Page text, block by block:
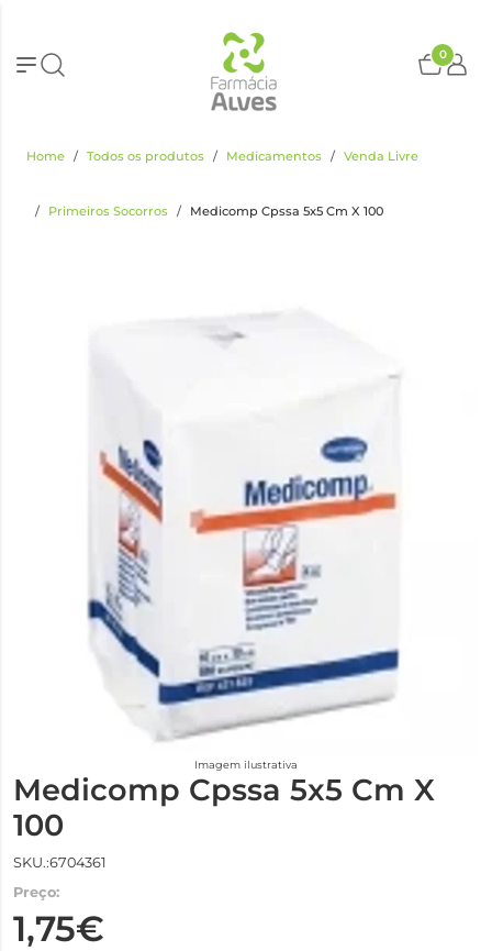
0
Home Todos os produtos Medicamentos Venda Livre
Primeiros Socorros Medicomp Cpssa 5x5 Cm X 100
Imagem ilustrativa
Medicomp Cpssa 5x5 Cm X
100
SKU.:6704361
Preço:
1,75€